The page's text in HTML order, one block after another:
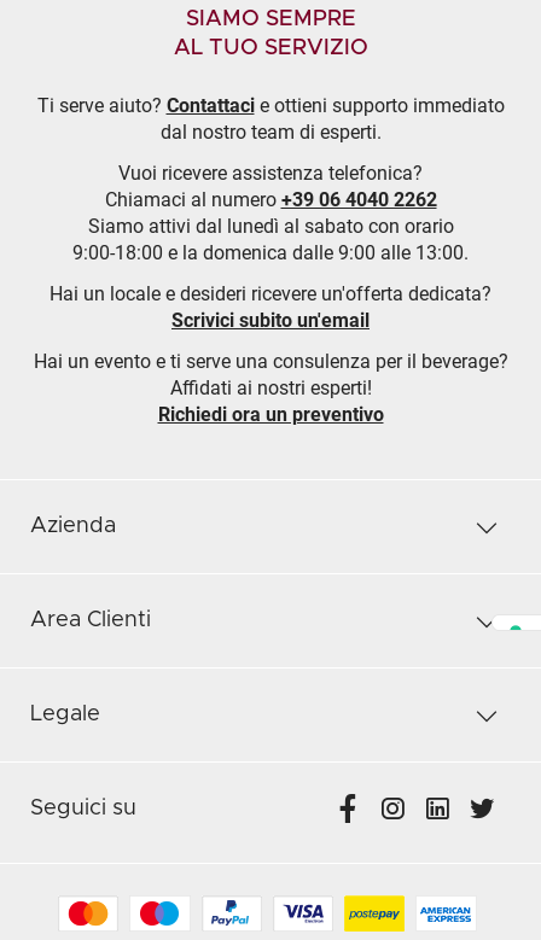
SIAMO SEMPRE
AL TUO SERVIZIO
Ti serve aiuto? Contattacie ottieni supporto immediato
dal nostro team di esperti.
Vuoi ricevere assistenza telefonica?
Chiamaci al numero +39 06 4040 2262
Siamo attivi dal lunedì al sabato con orario
9:00-18:00 e la domenica dalle 9:00 alle 13:00.
Hai un locale e desideri ricevere un'offerta dedicata?
Scrivici subito un'email
Hai un evento e ti serve una consulenza per il beverage?
Affidati ai nostri esperti!
Richiedi ora un preventivo
Azienda
Area Clienti
Legale
Seguici su